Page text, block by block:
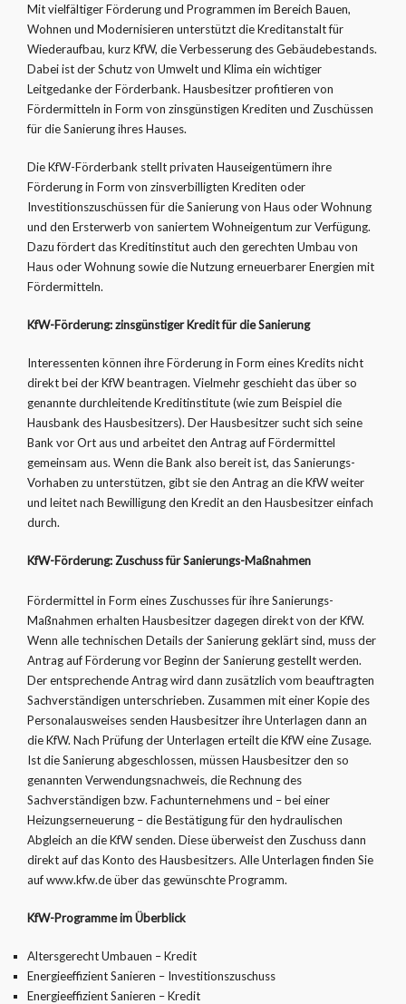
Mit vielfältiger Förderung und Programmen im Bereich Bauen,
Wohnen und Modernisieren unterstützt die Kreditanstalt für
Wiederaufbau, kurz KfW, die Verbesserung des Gebäudebestands.
Dabei ist der Schutz von Umwelt und Klima ein wichtiger
Leitgedanke der Förderbank. Hausbesitzer profitieren von
Fördermitteln in Form von zinsgünstigen Krediten und Zuschüssen
für die Sanierung ihres Hauses.
Die KfW-Förderbank stellt privaten Hauseigentümern ihre
Förderung in Form von zinsverbilligten Krediten oder
Investitionszuschüssen für die Sanierung von Haus oder Wohnung
und den Ersterwerb von saniertem Wohneigentum zur Verfügung.
Dazu fördert das Kreditinstitut auch den gerechten Umbau von
Haus oder Wohnung sowie die Nutzung erneuerbarer Energien mit
Fördermitteln.
KfW-Förderung: zinsgünstiger Kredit für die Sanierung
Interessenten können ihre Förderung in Form eines Kredits nicht
direkt bei der KfW beantragen. Vielmehr geschieht das über so
genannte durchleitende Kreditinstitute (wie zum Beispiel die
Hausbank des Hausbesitzers). Der Hausbesitzer sucht sich seine
Bank vor Ort aus und arbeitet den Antrag auf Fördermittel
gemeinsam aus. Wenn die Bank also bereit ist, das Sanierungs-
Vorhaben zu unterstützen, gibt sie den Antrag an die KfW weiter
und leitet nach Bewilligung den Kredit an den Hausbesitzer einfach
durch.
KfW-Förderung: Zuschuss für Sanierungs-Maßnahmen
Fördermittel in Form eines Zuschusses für ihre Sanierungs-
Maßnahmen erhalten Hausbesitzer dagegen direkt von der KfW.
Wenn alle technischen Details der Sanierung geklärt sind, muss der
Antrag auf Förderung vor Beginn der Sanierung gestellt werden.
Der entsprechende Antrag wird dann zusätzlich vom beauftragten
Sachverständigen unterschrieben. Zusammen mit einer Kopie des
Personalausweises senden Hausbesitzer ihre Unterlagen dann an
die KfW. Nach Prüfung der Unterlagen erteilt die KfW eine Zusage.
Ist die Sanierung abgeschlossen, müssen Hausbesitzer den so
genannten Verwendungsnachweis, die Rechnung des
Sachverständigen bzw. Fachunternehmens und – bei einer
Heizungserneuerung – die Bestätigung für den hydraulischen
Abgleich an die KfW senden. Diese überweist den Zuschuss dann
direkt auf das Konto des Hausbesitzers. Alle Unterlagen finden Sie
auf www.kfw.de über das gewünschte Programm.
KfW-Programme im Überblick
Altersgerecht Umbauen – Kredit
Energieeffizient Sanieren – Investitionszuschuss
Energieeffizient Sanieren – Kredit